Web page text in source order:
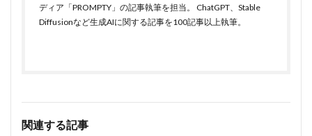
ディア「PROMPTY」の記事執筆を担当。 ChatGPT、Stable
Diffusionなど生成AIに関する記事を100記事以上執筆。
関連する記事